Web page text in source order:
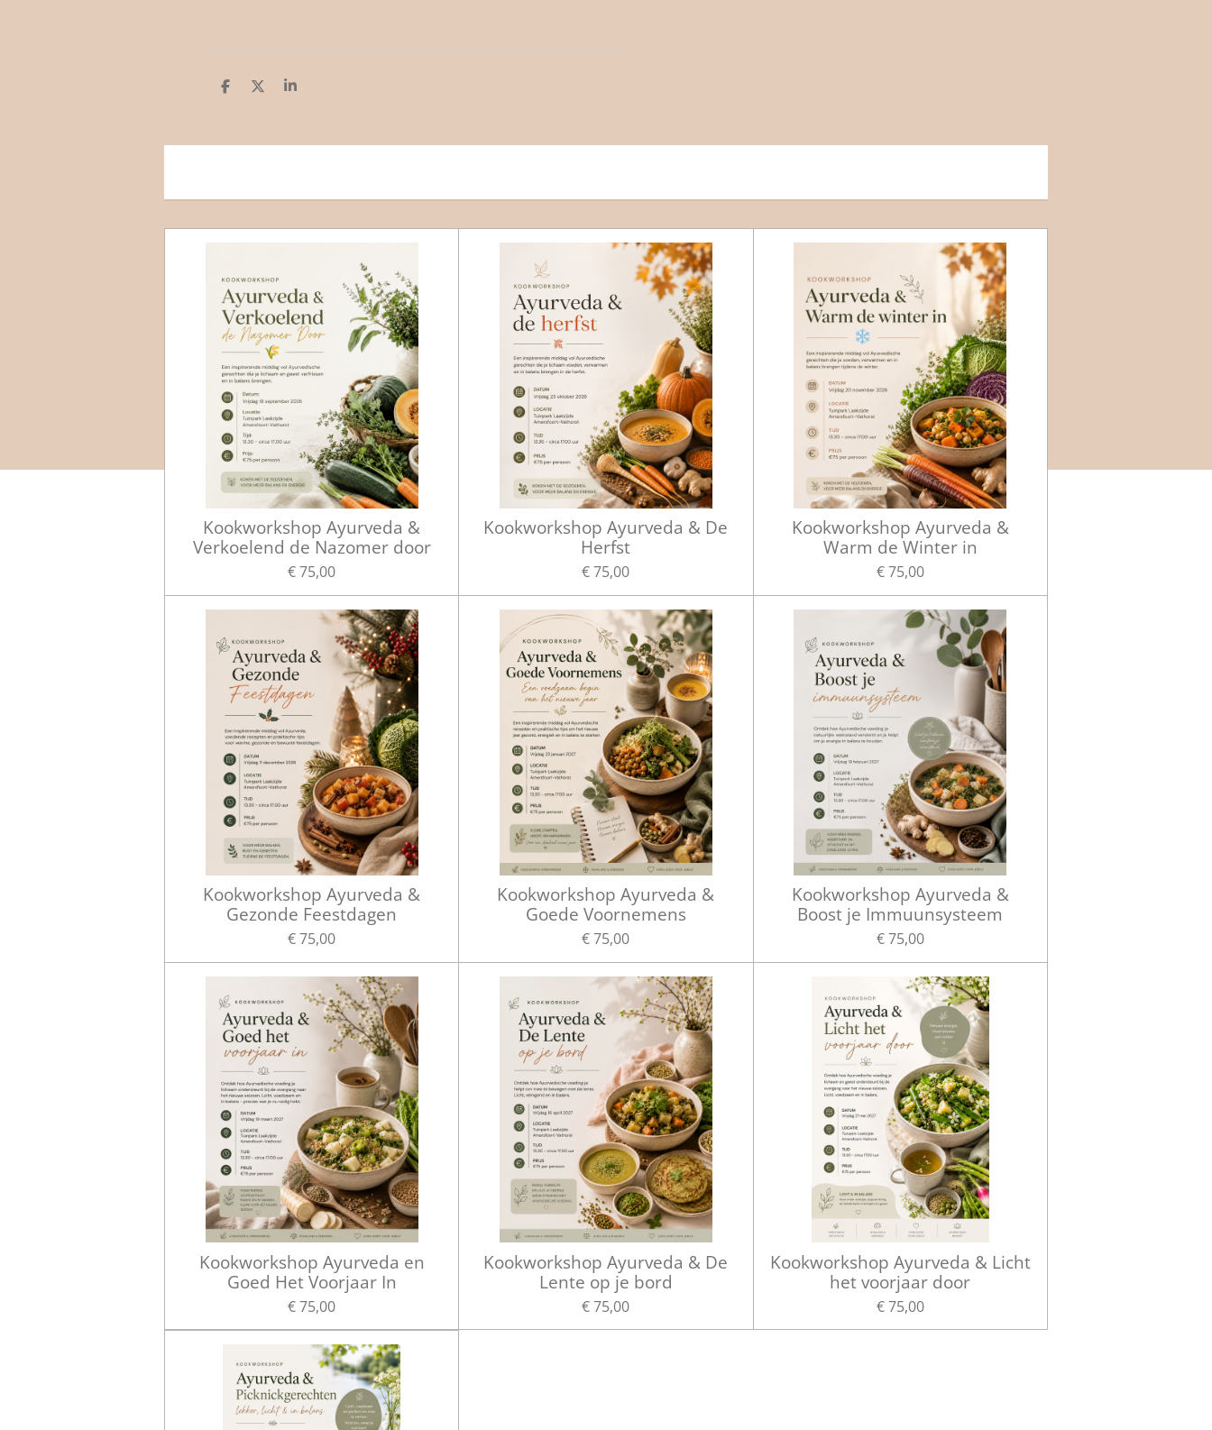
D
n
D
S
e
Kookworkshop Ayurveda &
Verkoelend de Nazomer door
€ 75,00
Kookworkshop Ayurveda & De
Herfst
€ 75,00
Kookworkshop Ayurveda &
Warm de Winter in
€ 75,00
Kookworkshop Ayurveda &
Gezonde Feestdagen
€ 75,00
Kookworkshop Ayurveda &
Goede Voornemens
€ 75,00
Kookworkshop Ayurveda &
Boost je Immuunsysteem
€ 75,00
Kookworkshop Ayurveda en
Goed Het Voorjaar In
€ 75,00
Kookworkshop Ayurveda & De
Lente op je bord
€ 75,00
Kookworkshop Ayurveda & Licht
het voorjaar door
€ 75,00